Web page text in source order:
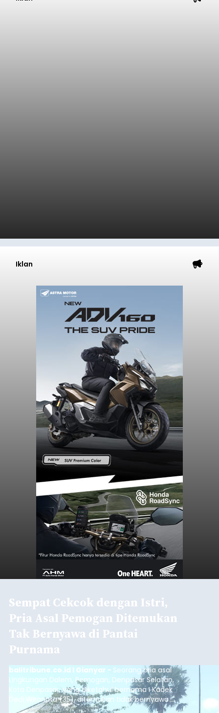
Iklan
Sempat Cekcok dengan Istri,
Pria Asal Pemogan Ditemukan
Tak Bernyawa di Pantai
Purnama
Lingkungan Dalem, Pemogan, Denpasar Selatan,
Kota Denpasar, yang diketahui bernama I Kadek
Dedi Wiranata (35), ditemukan tidak bernyawa di
pesisir Pantai Purnama, Sukawati.